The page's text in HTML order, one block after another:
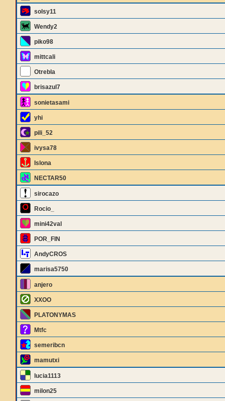
solsy11
Wendy2
piko98
mittcali
Otrebla
brisazul7
sonietasami
yhi
pili_52
ivysa78
Islona
NECTAR50
sirocazo
Rocio_
mini42val
POR_FIN
AndyCROS
marisa5750
anjero
XXOO
PLATONYMAS
Mtfc
semeribcn
mamutxi
lucia1113
milon25